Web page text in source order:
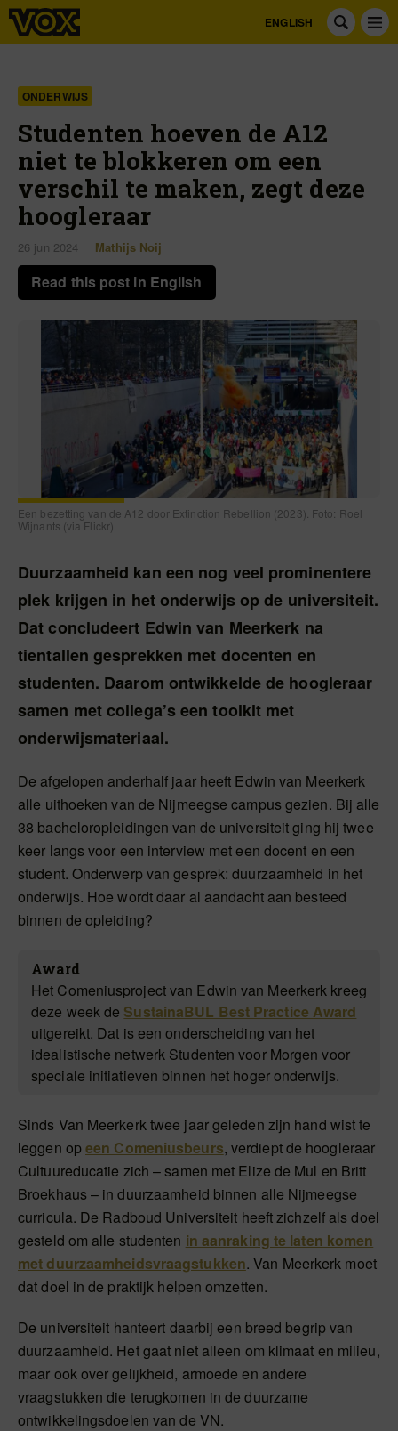
ENGLISH
ONDERWIJS
Studenten hoeven de A12
niet te blokkeren om een
verschil te maken, zegt deze
hoogleraar
26 jun 2024 Mathijs Noij
Read this post in English
Een bezetting van de A12 door Extinction Rebellion (2023). Foto: Roel
Wijnants (via Flickr)
Duurzaamheid kan een nog veel prominentere
plek krijgen in het onderwijs op de universiteit.
Dat concludeert Edwin van Meerkerk na
tientallen gesprekken met docenten en
studenten. Daarom ontwikkelde de hoogleraar
samen met collega’s een toolkit met
onderwijsmateriaal.
De afgelopen anderhalf jaar heeft Edwin van Meerkerk
alle uithoeken van de Nijmeegse campus gezien. Bij alle
38 bacheloropleidingen van de universiteit ging hij twee
keer langs voor een interview met een docent en een
student. Onderwerp van gesprek: duurzaamheid in het
onderwijs. Hoe wordt daar al aandacht aan besteed
binnen de opleiding?
Award
Het Comeniusproject van Edwin van Meerkerk kreeg
deze week de SustainaBUL Best Practice Award
uitgereikt. Dat is een onderscheiding van het
idealistische netwerk Studenten voor Morgen voor
speciale initiatieven binnen het hoger onderwijs.
Sinds Van Meerkerk twee jaar geleden zijn hand wist te
leggen opeen Comeniusbeurs, verdiept de hoogleraar
Cultuureducatie zich – samen met Elize de Mul en Britt
Broekhaus – in duurzaamheid binnen alle Nijmeegse
curricula. De Radboud Universiteit heeft zichzelf als doel
gesteld om alle studenten in aanraking te laten komen
met duurzaamheidsvraagstukken. Van Meerkerk moet
dat doel in de praktijk helpen omzetten.
De universiteit hanteert daarbij een breed begrip van
duurzaamheid. Het gaat niet alleen om klimaat en milieu,
maar ook over gelijkheid, armoede en andere
vraagstukken die terugkomen in de duurzame
ontwikkelingsdoelen van de VN.